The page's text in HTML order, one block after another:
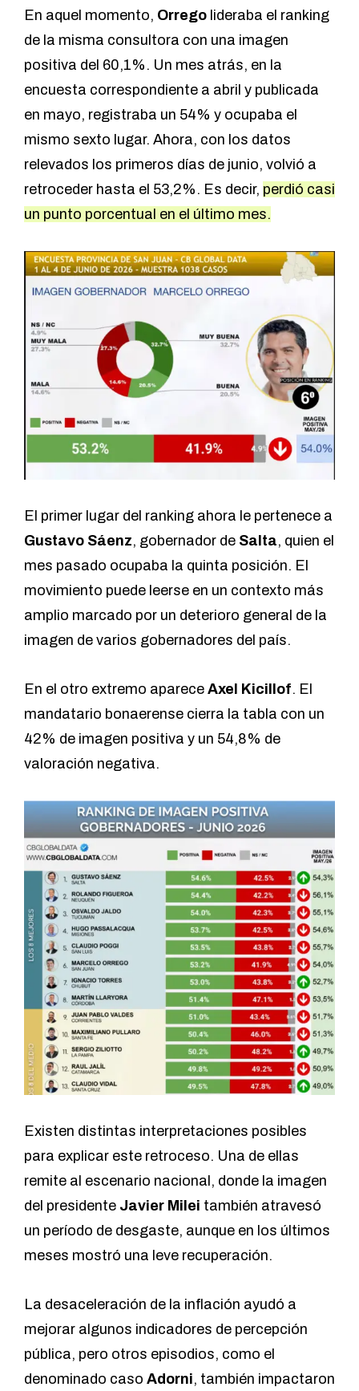
En aquel momento, Orrego lideraba el ranking
de la misma consultora con una imagen
positiva del 60,1%. Un mes atrás, en la
encuesta correspondiente a abril y publicada
en mayo, registraba un 54% y ocupaba el
mismo sexto lugar. Ahora, con los datos
relevados los primeros días de junio, volvió a
retroceder hasta el 53,2%. Es decir, perdió casi
un punto porcentual en el último mes.
El primer lugar del ranking ahora le pertenece a
Gustavo Sáenz, gobernador de Salta, quien el
mes pasado ocupaba la quinta posición. El
movimiento puede leerse en un contexto más
amplio marcado por un deterioro general de la
imagen de varios gobernadores del país.
En el otro extremo aparece Axel Kicillof. El
mandatario bonaerense cierra la tabla con un
42% de imagen positiva y un 54,8% de
valoración negativa.
Existen distintas interpretaciones posibles
para explicar este retroceso. Una de ellas
remite al escenario nacional, donde la imagen
del presidente Javier Milei también atravesó
un período de desgaste, aunque en los últimos
meses mostró una leve recuperación.
La desaceleración de la inflación ayudó a
mejorar algunos indicadores de percepción
pública, pero otros episodios, como el
denominado caso Adorni, también impactaron